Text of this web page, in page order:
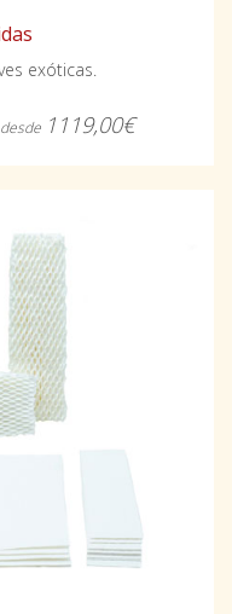
exóticas.
desde 1119,00€